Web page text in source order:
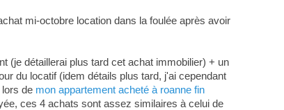
mi-octobre location dans la foulée après avoir
(je détaillerai plus tard cet achat immobilier) + un
du locatif (idem détails plus tard, j'ai cependant
de mon appartement acheté à roanne fin
ces 4 achats sont assez similaires à celui de